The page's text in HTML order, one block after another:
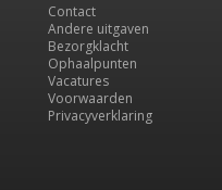
Contact
Andere uitgaven
Bezorgklacht
Ophaalpunten
Vacatures
Voorwaarden
Privacyverklaring